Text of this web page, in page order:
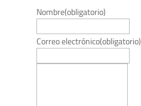
Nombre(obligatorio)
Correo electrónico(obligatorio)